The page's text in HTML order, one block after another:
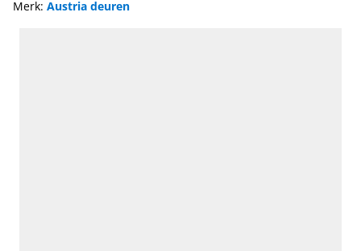
Merk: Austria deuren